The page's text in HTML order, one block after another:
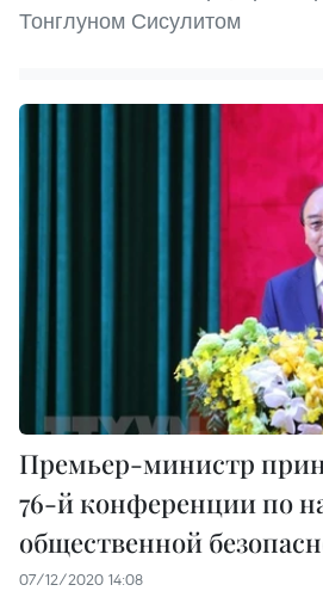
Тонглуном Сисулитом
Премьер-министр
76-й конференции по
общественной
07/12/2020 14:08